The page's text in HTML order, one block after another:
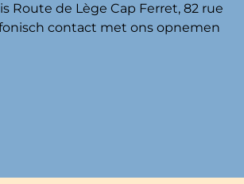
Route de Lège Cap Ferret, 82 rue
contact met ons opnemen